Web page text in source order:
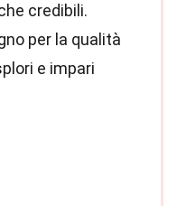
credibili.
per la qualità
e impari